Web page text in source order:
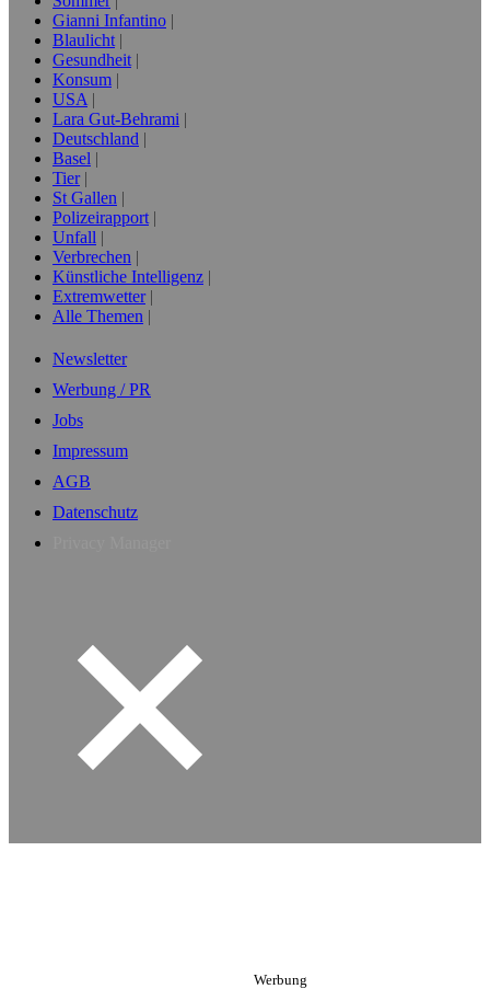
Gianni Infantino
Blaulicht
Gesundheit
Konsum
USA
Lara Gut-Behrami
Deutschland
Basel
Tier
St Gallen
Polizeirapport
Unfall
Verbrechen
Künstliche Intelligenz
Extremwetter
Alle Themen
Newsletter
Werbung / PR
Jobs
Impressum
AGB
Datenschutz